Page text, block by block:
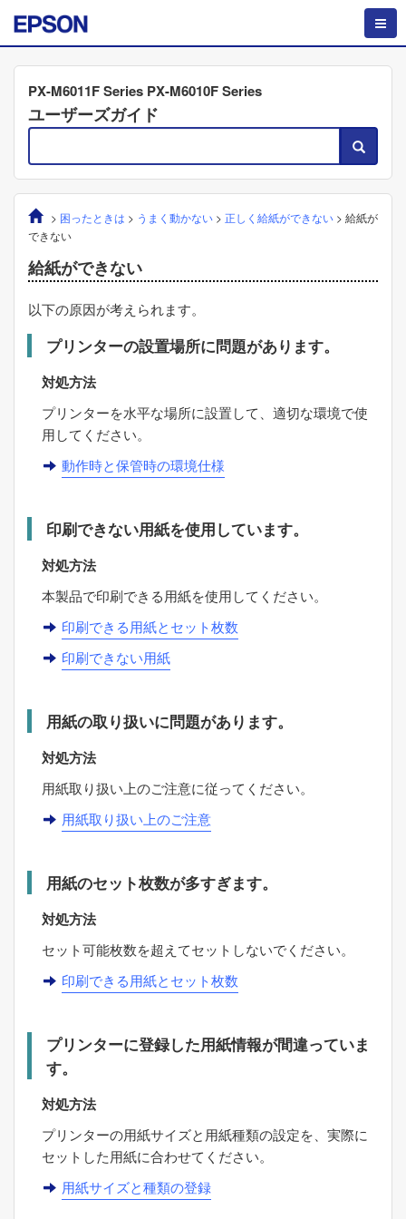
PX-M6011F Series PX-M6010F Series
ユーザーズガイド
> 困ったときは > うまく動かない> 正しく給紙ができない> 給紙が
できない
給紙ができない
以下の原因が考えられます。
プリンターの設置場所に問題があります。
対処方法
プリンターを水平な場所に設置して、適切な環境で使
用してください。
動作時と保管時の環境仕様
印刷できない用紙を使用しています。
対処方法
本製品で印刷できる用紙を使用してください。
印刷できる用紙とセット枚数
印刷できない用紙
用紙の取り扱いに問題があります。
対処方法
用紙取り扱い上のご注意に従ってください。
用紙取り扱い上のご注意
用紙のセット枚数が多すぎます。
対処方法
セット可能枚数を超えてセットしないでください。
印刷できる用紙とセット枚数
プリンターに登録した用紙情報が間違っていま
す。
対処方法
プリンターの用紙サイズと用紙種類の設定を、実際に
セットした用紙に合わせてください。
用紙サイズと種類の登録